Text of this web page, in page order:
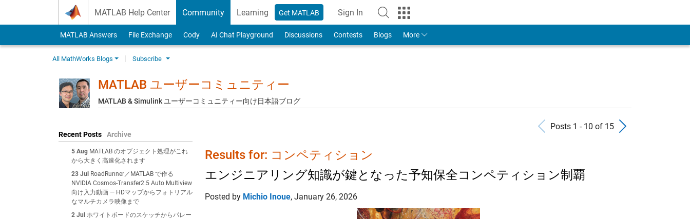
MATLAB Help Center Community Learning Get MATLAB Sign In
to Your MathWorks Account
MATLAB Answers File Exchange Cody AI Chat Playground Discussions Contests Blogs More
All MathWorks Blogs Subscribe
MATLAB ユーザーコミュニティー
MATLAB & Simulink ユーザーコミュニティー向け日本語ブログ
Recent Posts Archive
5 Aug MATLAB のオブジェクト処理がこれ
から大きく高速化されます
23 Jul
RoadRunner／MATLAB で作る
NVIDIA Cosmos-Transfer2.5 Auto Multiview
向け入力動画 — HDマップからフォトリアル
なマルチカメラ映像まで
2 Jul ホワイトボードのスケッチからパレー
Previous Posts
Posts 1 - 10 of 15
Results for: コンペティション
エンジニアリング知識が鍵となった予知保全コンペティション制覇
Posted by Michio Inoue, January 26, 2026